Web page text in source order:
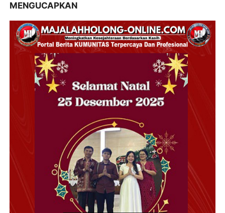
MENGUCAPKAN